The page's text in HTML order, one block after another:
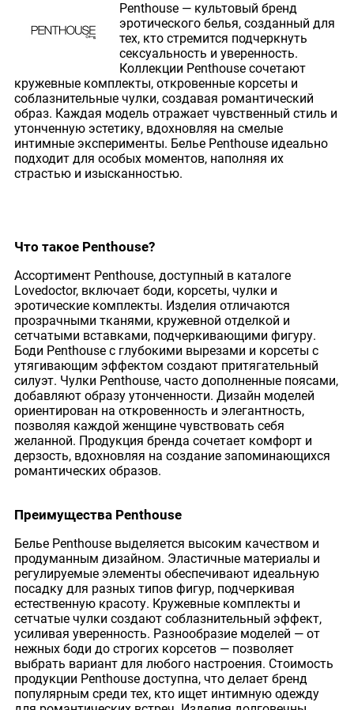
Penthouse — культовый бренд
эротического белья, созданный для
тех, кто стремится подчеркнуть
сексуальность и уверенность.
Коллекции Penthouse сочетают
кружевные комплекты, откровенные корсеты и
соблазнительные чулки, создавая романтический
образ. Каждая модель отражает чувственный стиль и
утонченную эстетику, вдохновляя на смелые
интимные эксперименты. Белье Penthouse идеально
подходит для особых моментов, наполняя их
страстью и изысканностью.
Что такое Penthouse?
Ассортимент Penthouse, доступный в каталоге
Lovedoctor, включает боди, корсеты, чулки и
эротические комплекты. Изделия отличаются
прозрачными тканями, кружевной отделкой и
сетчатыми вставками, подчеркивающими фигуру.
Боди Penthouse с глубокими вырезами и корсеты с
утягивающим эффектом создают притягательный
силуэт. Чулки Penthouse, часто дополненные поясами,
добавляют образу утонченности. Дизайн моделей
ориентирован на откровенность и элегантность,
позволяя каждой женщине чувствовать себя
желанной. Продукция бренда сочетает комфорт и
дерзость, вдохновляя на создание запоминающихся
романтических образов.
Преимущества Penthouse
Белье Penthouse выделяется высоким качеством и
продуманным дизайном. Эластичные материалы и
регулируемые элементы обеспечивают идеальную
посадку для разных типов фигур, подчеркивая
естественную красоту. Кружевные комплекты и
сетчатые чулки создают соблазнительный эффект,
усиливая уверенность. Разнообразие моделей — от
нежных боди до строгих корсетов — позволяет
выбрать вариант для любого настроения. Стоимость
продукции Penthouse доступна, что делает бренд
популярным среди тех, кто ищет интимную одежду